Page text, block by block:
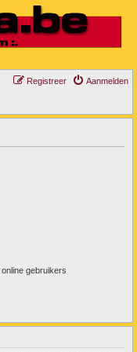
Aanmelden
Registreer
gebruikers